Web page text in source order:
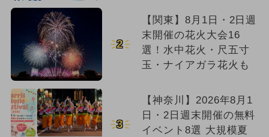
2
【関東】8月1日・2日週
末開催の花火大会16
選！水中花火・尺五寸
玉・ナイアガラ花火も
3
【神奈川】2026年8月1
日・2日週末開催の無料
イベント8選 大規模夏